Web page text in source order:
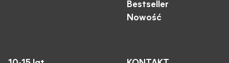
Bestseller
Nowość